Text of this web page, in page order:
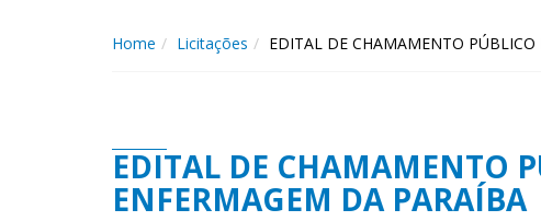
Home Licitações EDITAL DE CHAMAMENTO
EDITAL DE CHAMAMENTO
ENFERMAGEM DA PARAÍBA